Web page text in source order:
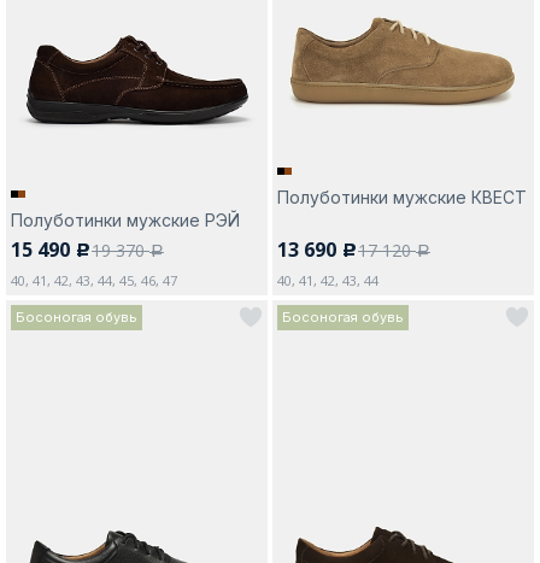
Полуботинки мужские РЭЙ
15 490 c19 370a
40, 41, 42, 43, 44, 45, 46, 47
Полуботинки мужские КВЕСТ
13 690 c17 120a
40, 41, 42, 43, 44
Босоногая обувь Босоногая обувь